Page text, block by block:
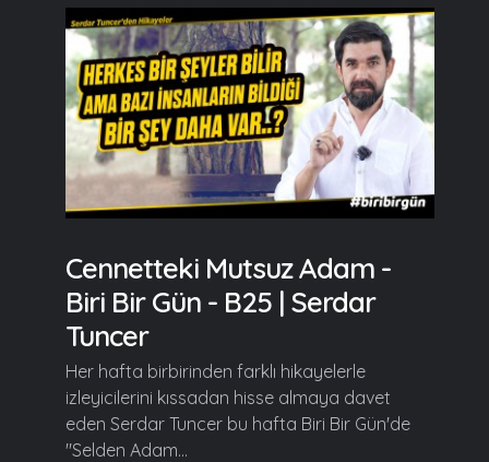
Cennetteki Mutsuz Adam -
Biri Bir Gün - B25 | Serdar
Tuncer
Her hafta birbirinden farklı hikayelerle
izleyicilerini kıssadan hisse almaya davet
eden Serdar Tuncer bu hafta Biri Bir Gün'de
"Selden Adam...